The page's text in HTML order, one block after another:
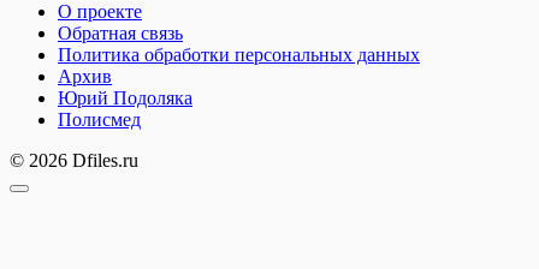
О проекте
Обратная связь
Политика обработки персональных данных
Архив
Юрий Подоляка
Полисмед
© 2026 Dfiles.ru